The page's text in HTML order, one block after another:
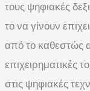
τους ψηφιακές
το να γίνουν
από το καθεστώς
επιχειρηματικές
στις ψηφιακές